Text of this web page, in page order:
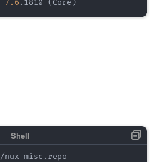
7.6 .1810 ( Core )